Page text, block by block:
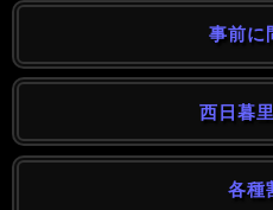
事前に
西日暮
各種